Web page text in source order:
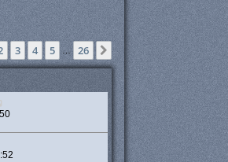
26
3 4 5 … 26 Nächste